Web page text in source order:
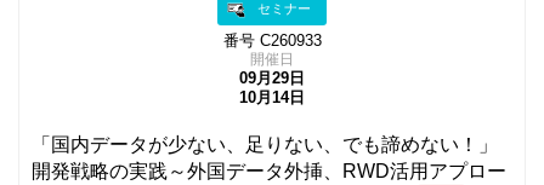
セミナー
番号 C260933
開催日
09月29日
10月14日
「国内データが少ない、足りない、でも諦めない！」
開発戦略の実践～外国データ外挿、RWD活用アプロー